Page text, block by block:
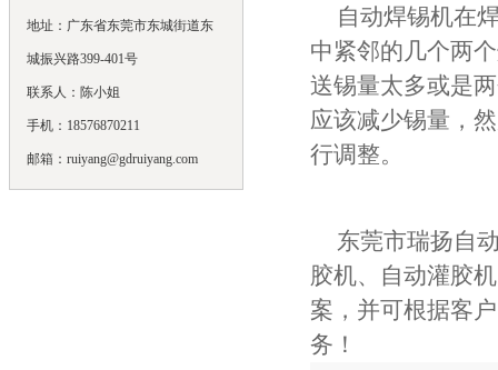
地址：广东省东莞市东城街道东
城振兴路399-401号
联系人：陈小姐
手机：18576870211
邮箱：ruiyang@gdruiyang.com
自动焊锡机在
中紧邻的几个两
送锡量太多或是
应该减少锡量，
行调整。
东莞市瑞扬自
胶机、自动灌胶
案，并可根据客
务！